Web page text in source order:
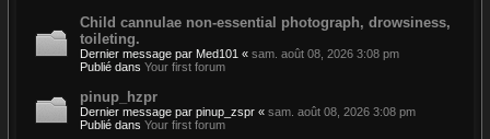
Child cannulae non-essential photograph, drowsiness,
toileting.
Dernier message par Med101 « sam. août 08, 2026 3:08 pm
Publié dans Your first forum
pinup_hzpr
Dernier message par pinup_zspr « sam. août 08, 2026 3:08 pm
Publié dans Your first forum